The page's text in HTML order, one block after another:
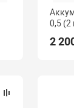
0,5 (2
2